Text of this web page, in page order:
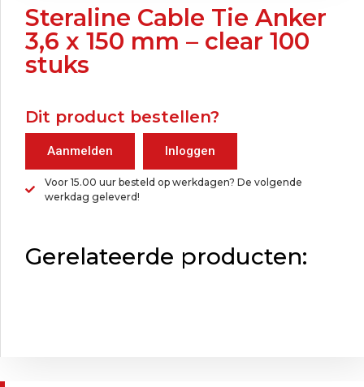
Steraline Cable Tie Anker
3,6 x 150 mm – clear 100
stuks
Dit product bestellen?
Aanmelden Inloggen
Voor 15.00 uur besteld op werkdagen? De volgende
werkdag geleverd!
Gerelateerde producten: